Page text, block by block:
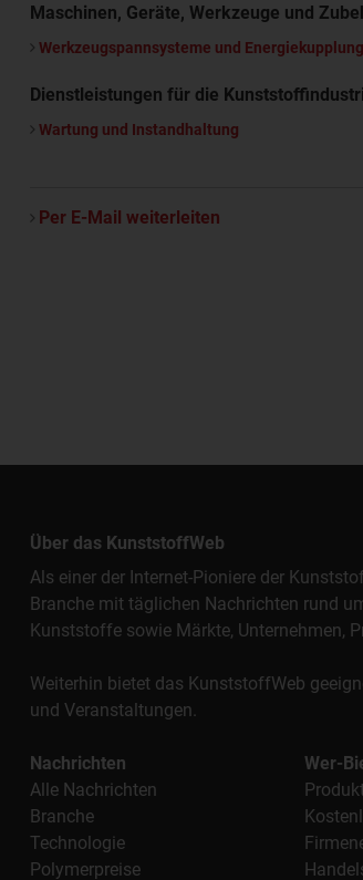
Maschinen, Geräte, Werkzeuge und
Werkzeugspannsysteme und
Dienstleistungen für die
Wartung und Instandhaltung
Per E-Mail weiterleiten
Über das KunststoffWeb
Als einer der Internet-Pioniere der
Branche mit täglichen Nachrichten rund
Kunststoffe sowie Märkte, Unternehmen,
Weiterhin bietet das KunststoffWeb
und Veranstaltungen.
Nachrichten
Alle Nachrichten
Branche
Technologie
Polymerpreise
Wer-